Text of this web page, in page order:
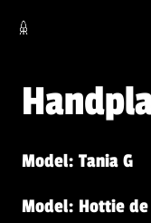
Model: Tania G
Model: Hottie de